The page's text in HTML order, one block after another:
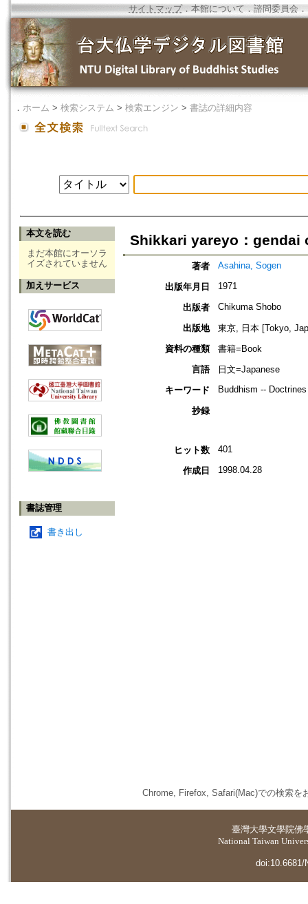
サイトマップ．本館について ． 諮問委員会 ．
． ホーム > 検索システム > 検索エンジン > 書誌の詳細内容
本文を読む
まだ本館にオーソラ
イズされていません
加えサービス
書誌管理
書き出し
Shikkari yareyo：gendai
著者 Asahina, Sogen
出版年月日 1971
出版者 Chikuma Shobo
出版地
東京, 日本 [Tokyo,
資料の種類
書籍=Book
言語
日文=Japanese
キーワード
Buddhism -- Doctrines
抄録
ヒット数 401
作成日 1998.04.28
Chrome, Firefox, Safari(Mac)での検索を
臺灣大學文學院佛
National Taiwan
doi:10.6681/